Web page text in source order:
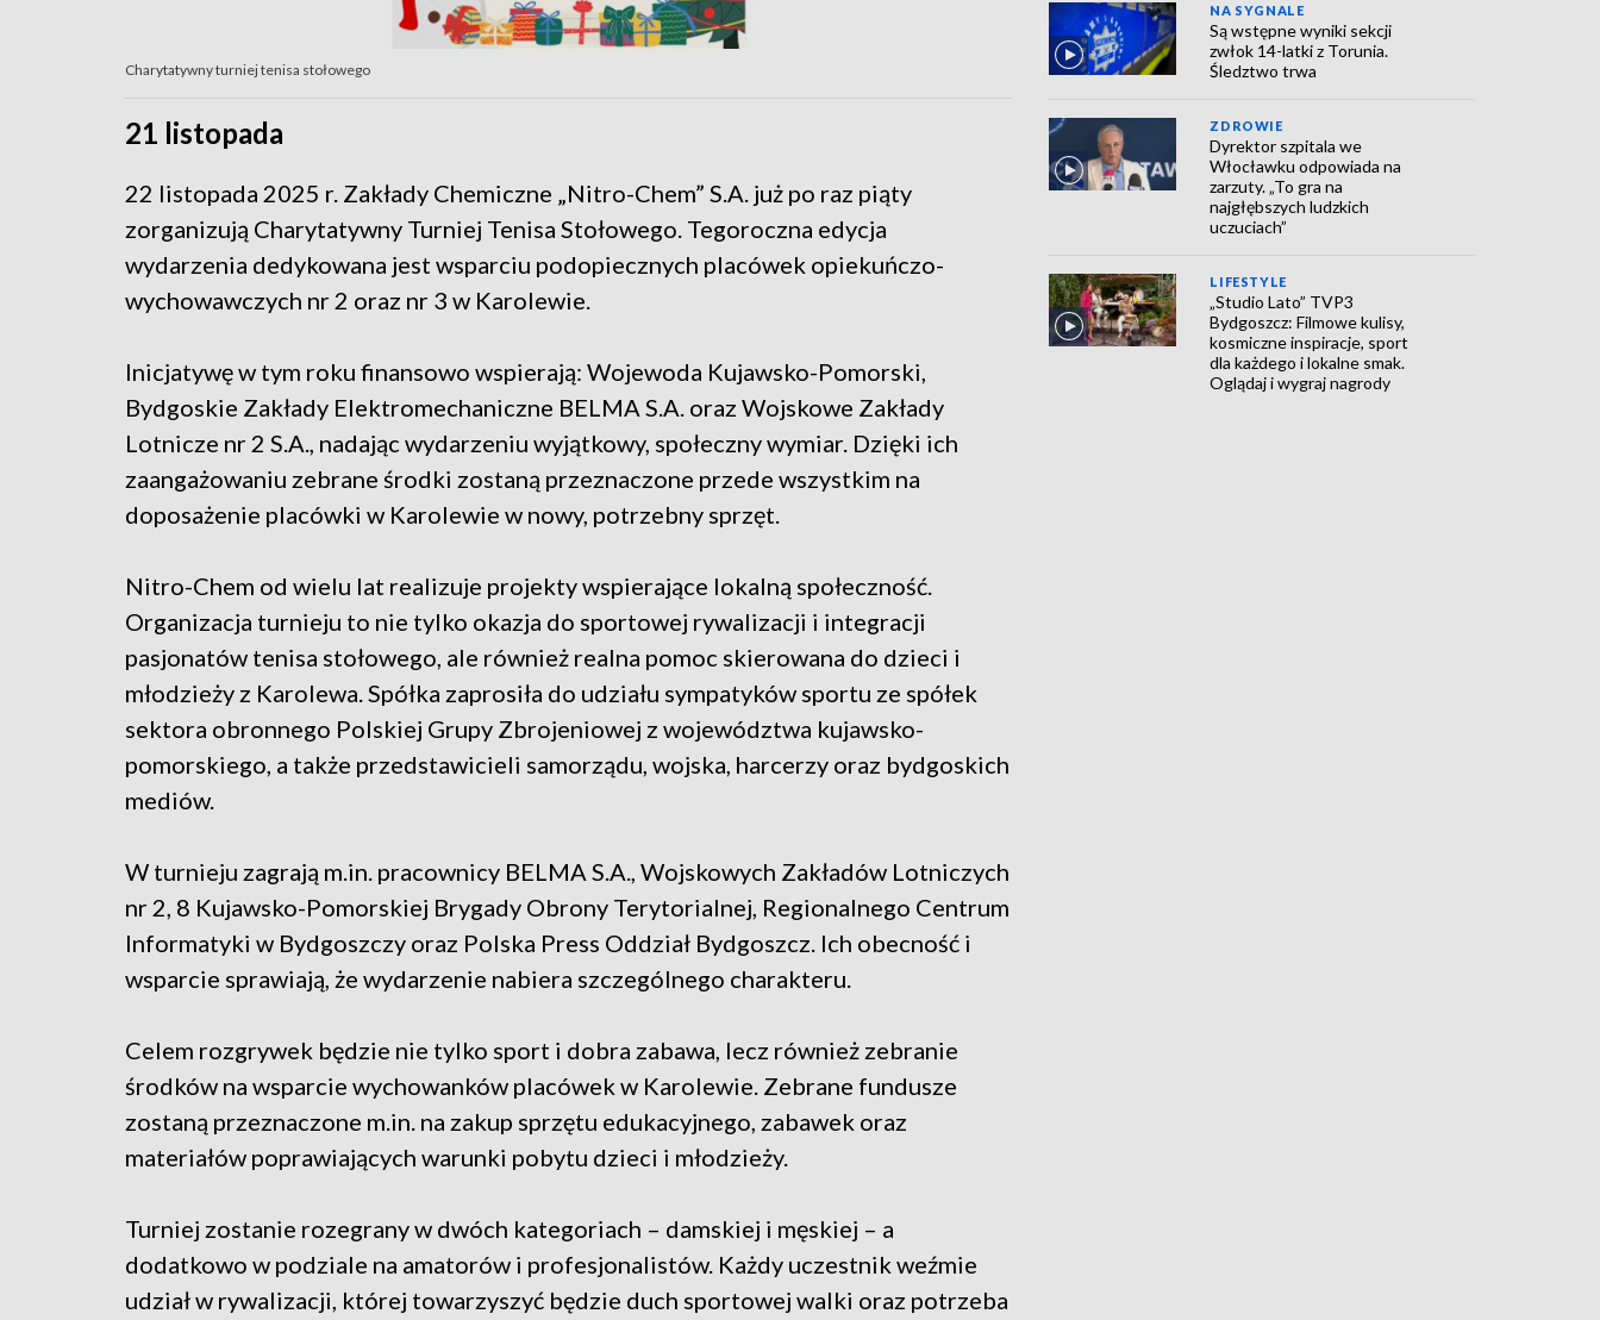
Charytatywny turniej tenisa stołowego
21 listopada
22 listopada 2025 r. Zakłady Chemiczne „Nitro-Chem” S.A. już po raz piąty
zorganizują Charytatywny Turniej Tenisa Stołowego. Tegoroczna edycja
wydarzenia dedykowana jest wsparciu podopiecznych placówek opiekuńczo-
wychowawczych nr 2 oraz nr 3 w Karolewie.
Inicjatywę w tym roku finansowo wspierają: Wojewoda Kujawsko-Pomorski,
Bydgoskie Zakłady Elektromechaniczne BELMA S.A. oraz Wojskowe Zakłady
Lotnicze nr 2 S.A., nadając wydarzeniu wyjątkowy, społeczny wymiar. Dzięki ich
zaangażowaniu zebrane środki zostaną przeznaczone przede wszystkim na
doposażenie placówki w Karolewie w nowy, potrzebny sprzęt.
Nitro-Chem od wielu lat realizuje projekty wspierające lokalną społeczność.
Organizacja turnieju to nie tylko okazja do sportowej rywalizacji i integracji
pasjonatów tenisa stołowego, ale również realna pomoc skierowana do dzieci i
młodzieży z Karolewa. Spółka zaprosiła do udziału sympatyków sportu ze spółek
sektora obronnego Polskiej Grupy Zbrojeniowej z województwa kujawsko-
pomorskiego, a także przedstawicieli samorządu, wojska, harcerzy oraz bydgoskich
mediów.
W turnieju zagrają m.in. pracownicy BELMA S.A., Wojskowych Zakładów Lotniczych
nr 2, 8 Kujawsko-Pomorskiej Brygady Obrony Terytorialnej, Regionalnego Centrum
Informatyki w Bydgoszczy oraz Polska Press Oddział Bydgoszcz. Ich obecność i
wsparcie sprawiają, że wydarzenie nabiera szczególnego charakteru.
Celem rozgrywek będzie nie tylko sport i dobra zabawa, lecz również zebranie
środków na wsparcie wychowanków placówek w Karolewie. Zebrane fundusze
zostaną przeznaczone m.in. na zakup sprzętu edukacyjnego, zabawek oraz
materiałów poprawiających warunki pobytu dzieci i młodzieży.
Turniej zostanie rozegrany w dwóch kategoriach – damskiej i męskiej – a
dodatkowo w podziale na amatorów i profesjonalistów. Każdy uczestnik weźmie
udział w rywalizacji, której towarzyszyć będzie duch sportowej walki oraz potrzeba
NA SYGNALE
Są wstępne wyniki sekcji
zwłok 14-latki z Torunia.
Śledztwo trwa
ZDROWIE
Dyrektor szpitala we
Włocławku odpowiada na
zarzuty. „To gra na
najgłębszych ludzkich
uczuciach”
LIFESTYLE
„Studio Lato” TVP3
Bydgoszcz: Filmowe kulisy,
kosmiczne inspiracje, sport
dla każdego i lokalne smak.
Oglądaj i wygraj nagrody